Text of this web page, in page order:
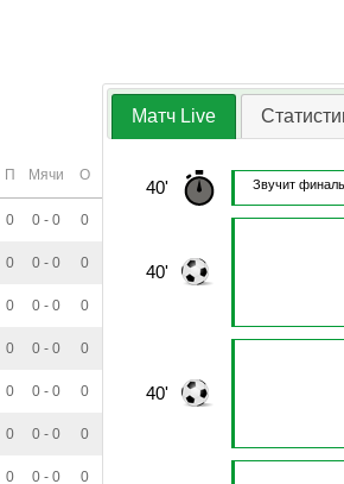
П Мячи О
0 0 - 0 0
0 0 - 0 0
0 0 - 0 0
0 0 - 0 0
0 0 - 0 0
0 0 - 0 0
0 0 - 0 0
Матч Live
40' Звучит
40'
40'